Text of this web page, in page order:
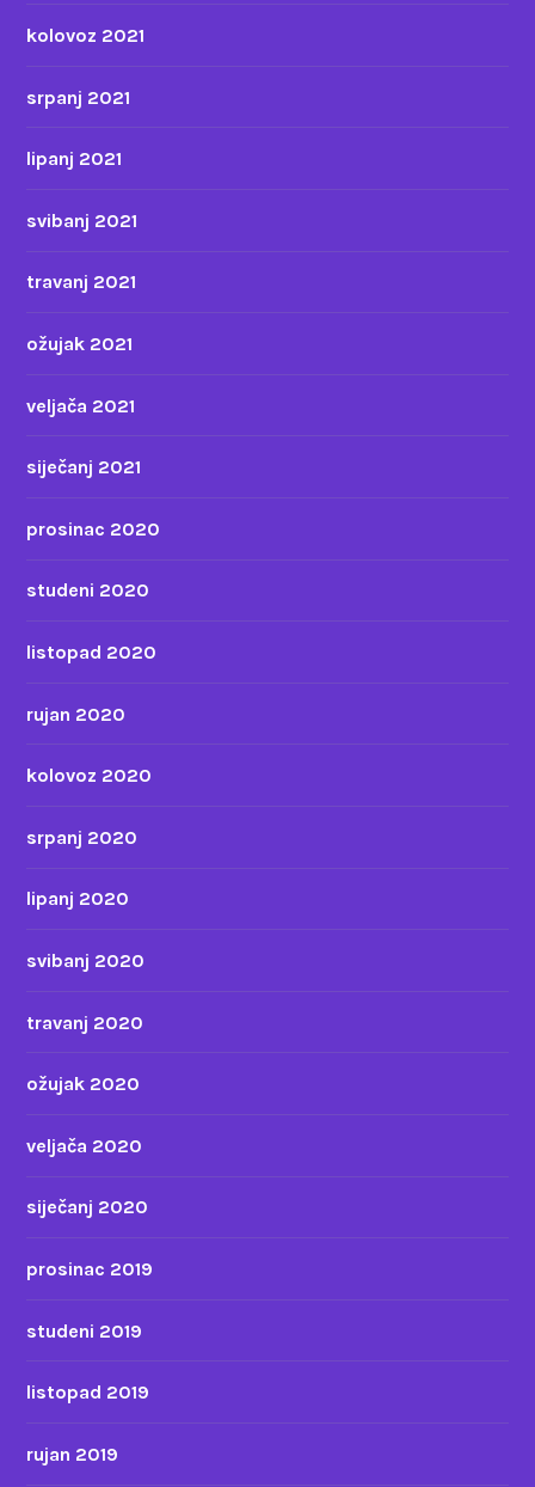
kolovoz 2021
srpanj 2021
lipanj 2021
svibanj 2021
travanj 2021
ožujak 2021
veljača 2021
siječanj 2021
prosinac 2020
studeni 2020
listopad 2020
rujan 2020
kolovoz 2020
srpanj 2020
lipanj 2020
svibanj 2020
travanj 2020
ožujak 2020
veljača 2020
siječanj 2020
prosinac 2019
studeni 2019
listopad 2019
rujan 2019